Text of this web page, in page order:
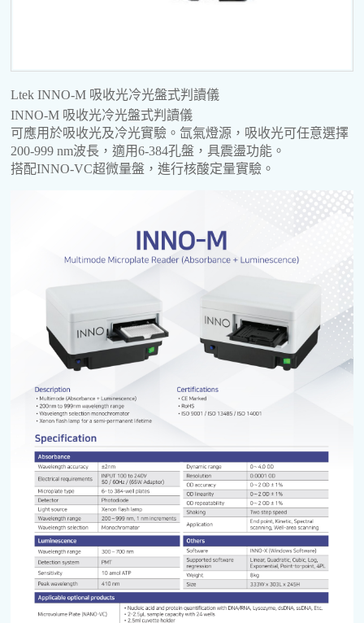
Ltek INNO-M 吸收光冷光盤式判讀儀
INNO-M 吸收光冷光盤式判讀儀
可應用於吸收光及冷光實驗。氙氣燈源，吸收光可任意選擇
200-999 nm波長，適用6-384孔盤，具震盪功能。
搭配INNO-VC超微量盤，進行核酸定量實驗。